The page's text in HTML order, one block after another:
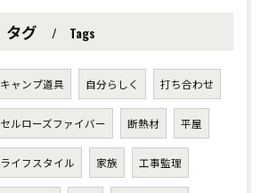
タグ Tags
キャンプ道具 自分らしく 打ち合わせ
セルローズファイバー 断熱材 平屋
ライフスタイル 家族 工事監理